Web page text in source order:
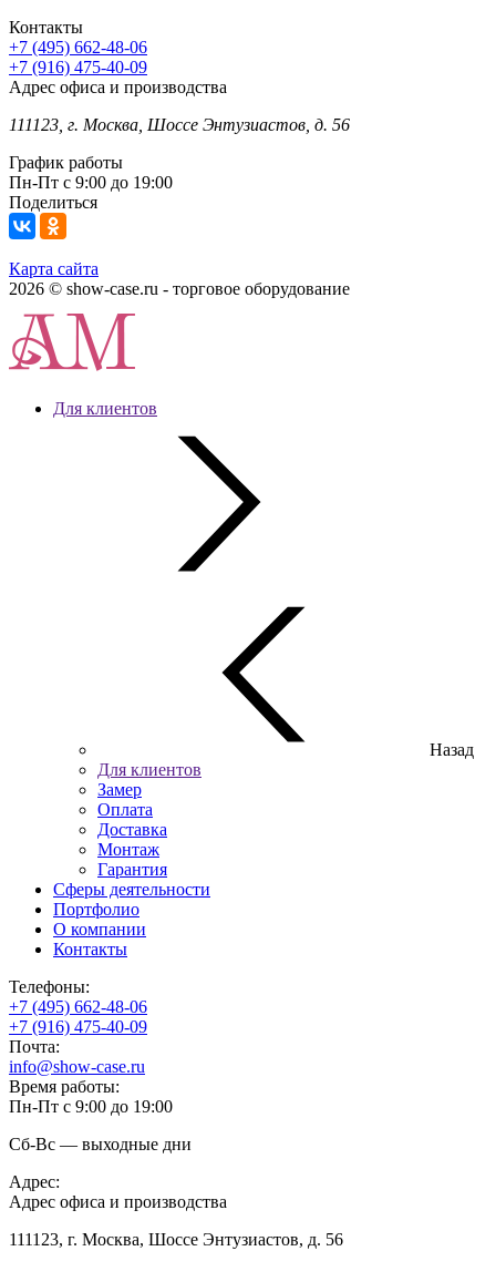
Контакты
+7 (495) 662-48-06
+7 (916) 475-40-09
Адрес офиса и производства
111123, г. Москва, Шоссе Энтузиастов, д. 56
График работы
Пн-Пт с 9:00 до 19:00
Поделиться
Карта сайта
2026 © show-case.ru - торговое оборудование
Для клиентов
Назад
Для клиентов
Замер
Оплата
Доставка
Монтаж
Гарантия
Сферы деятельности
Портфолио
О компании
Контакты
Телефоны:
+7 (495) 662-48-06
+7 (916) 475-40-09
Почта:
info@show-case.ru
Время работы:
Пн-Пт с 9:00 до 19:00
Сб-Вс — выходные дни
Адрес:
Адрес офиса и производства
111123, г. Москва, Шоссе Энтузиастов, д. 56